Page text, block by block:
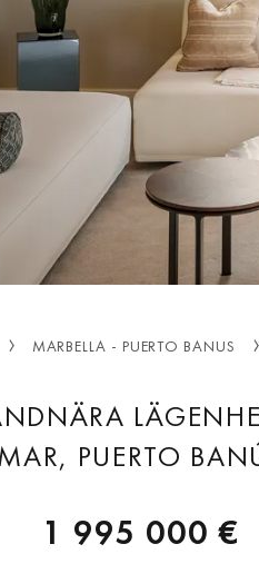
MARBELLA - PUERTO BANUS
PUERTO
1 995 000 €